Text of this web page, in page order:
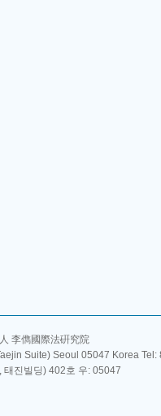
李儁國際法硏究院
Suite) Seoul 05047 Korea
태진빌딩) 402호 우: 05047